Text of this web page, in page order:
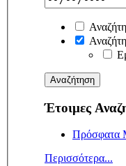
Έτοιμες
Πρόσφατα
Περισσότερα...